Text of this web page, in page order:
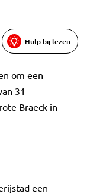
Hulp bij lezen
om een
31
Braeck in
een